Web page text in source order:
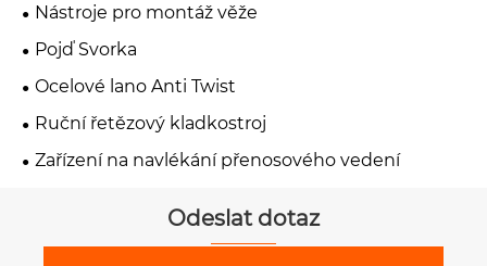
Nástroje pro montáž věže
Pojď Svorka
Ocelové lano Anti Twist
Ruční řetězový kladkostroj
Zařízení na navlékání přenosového vedení
Odeslat dotaz